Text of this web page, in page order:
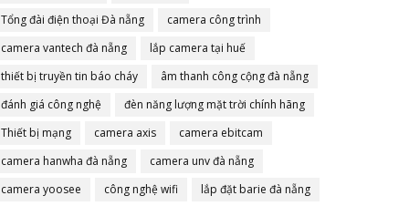
Tổng đài điện thoại Đà nẵng
camera công trình
camera vantech đà nẵng
lắp camera tại huế
thiết bị truyền tin báo cháy
âm thanh công cộng đà nẵng
đánh giá công nghệ
đèn năng lượng mặt trời chính hãng
Thiết bị mạng
camera axis
camera ebitcam
camera hanwha đà nẵng
camera unv đà nẵng
camera yoosee
công nghệ wifi
lắp đặt barie đà nẵng